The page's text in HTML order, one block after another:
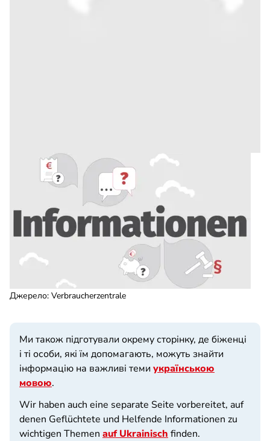
Джерело: Verbraucherzentrale
Ми також підготували окрему сторінку, де біженці
і ті особи, які їм допомагають, можуть знайти
інформацію на важливі теми українською
мовою.
Wir haben auch eine separate Seite vorbereitet, auf
denen Geflüchtete und Helfende Informationen zu
wichtigen Themen auf Ukrainisch finden.